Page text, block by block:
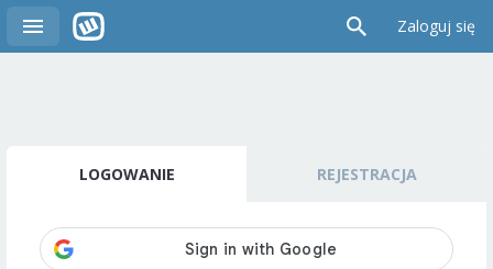
Zaloguj się
LOGOWANIE REJESTRACJA